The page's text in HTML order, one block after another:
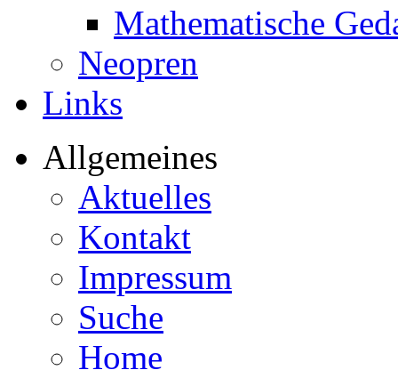
Mathematische
Neopren
Links
Allgemeines
Aktuelles
Kontakt
Impressum
Suche
Home